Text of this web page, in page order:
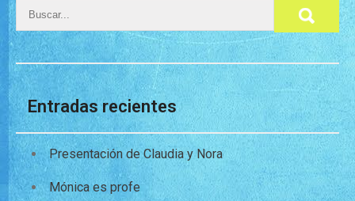
Entradas recientes
Presentación de Claudia y Nora
Mónica es profe